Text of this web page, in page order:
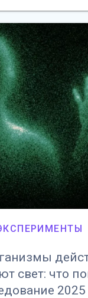
свет: что
2025